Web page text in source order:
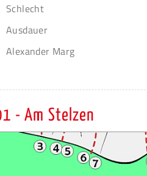
Schlecht
Ausdauer
Alexander Marg
- Am Stelzen